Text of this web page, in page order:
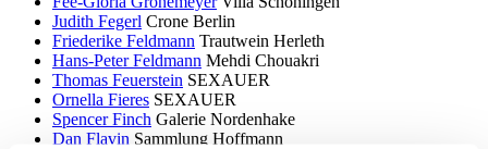
Judith Fegerl Crone Berlin
Friederike Feldmann Trautwein Herleth
Hans-Peter Feldmann Mehdi Chouakri
Thomas Feuerstein SEXAUER
Ornella Fieres SEXAUER
Spencer Finch Galerie Nordenhake
Dan Flavin Sammlung Hoffmann